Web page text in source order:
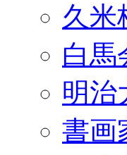
久米
白馬
明治
書画